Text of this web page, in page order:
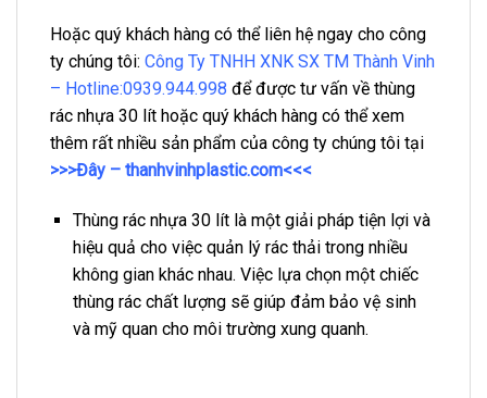
Hoặc quý khách hàng có thể liên hệ ngay cho công
ty chúng tôi: Công Ty TNHH XNK SX TM Thành Vinh
– Hotline:0939.944.998 để được tư vấn về thùng
rác nhựa 30 lít hoặc quý khách hàng có thể xem
thêm rất nhiều sản phẩm của công ty chúng tôi tại
>>>Đây – thanhvinhplastic.com<<<
Thùng rác nhựa 30 lít là một giải pháp tiện lợi và
hiệu quả cho việc quản lý rác thải trong nhiều
không gian khác nhau. Việc lựa chọn một chiếc
thùng rác chất lượng sẽ giúp đảm bảo vệ sinh
và mỹ quan cho môi trường xung quanh.